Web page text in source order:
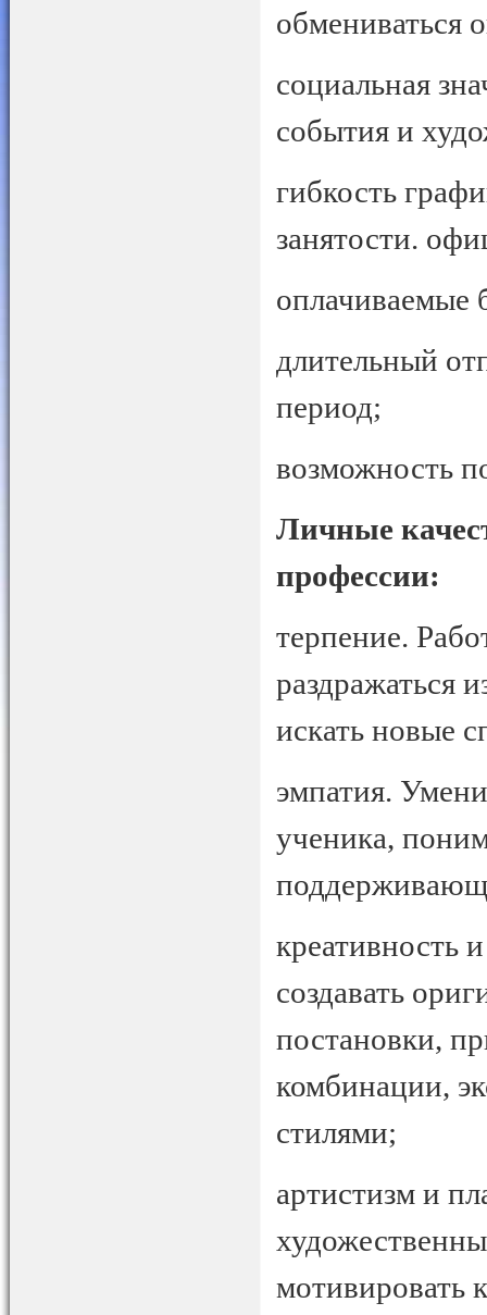
обмениваться
социальная
события и
гибкость
занятости.
оплачиваемые
длительный
период;
возможность
Личные
профессии:
терпение.
раздражаться
искать новые
эмпатия.
ученика,
креативность
создавать
постановки,
комбинации,
стилями;
артистизм и
мотивировать